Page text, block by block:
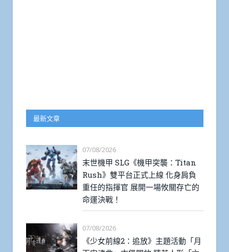
最新文章
07/08/2026
末世機甲 SLG《機甲突襲：Titan
Rush》雙平台正式上線 化身肩負
重任的指揮官 展開一場攸關存亡的
命運決戰！
07/08/2026
《少女前線2：追放》主題活動「月